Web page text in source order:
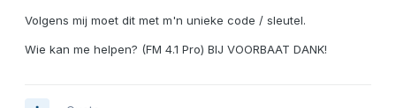
Volgens mij moet dit met m'n unieke code / sleutel.
Wie kan me helpen? (FM 4.1 Pro) BIJ VOORBAAT DANK!